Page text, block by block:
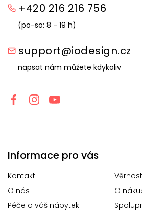
+420 216 216 756
(po-so: 8 - 19 h)
support@iodesign.cz
napsat nám můžete kdykoliv
Informace pro vás
Kontakt
O nás
O
Péče o váš nábytek